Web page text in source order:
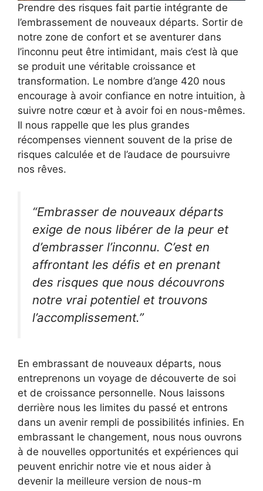
Prendre des risques fait partie intégrante de
l’embrassement de nouveaux départs. Sortir de
notre zone de confort et se aventurer dans
l’inconnu peut être intimidant, mais c’est là que
se produit une véritable croissance et
transformation. Le nombre d’ange 420 nous
encourage à avoir confiance en notre intuition, à
suivre notre cœur et à avoir foi en nous-mêmes.
Il nous rappelle que les plus grandes
récompenses viennent souvent de la prise de
risques calculée et de l’audace de poursuivre
nos rêves.
“Embrasser de nouveaux départs
exige de nous libérer de la peur et
d’embrasser l’inconnu. C’est en
affrontant les défis et en prenant
des risques que nous découvrons
notre vrai potentiel et trouvons
l’accomplissement.”
En embrassant de nouveaux départs, nous
entreprenons un voyage de découverte de soi
et de croissance personnelle. Nous laissons
derrière nous les limites du passé et entrons
dans un avenir rempli de possibilités infinies. En
embrassant le changement, nous nous ouvrons
à de nouvelles opportunités et expériences qui
peuvent enrichir notre vie et nous aider à
devenir la meilleure version de nous-m